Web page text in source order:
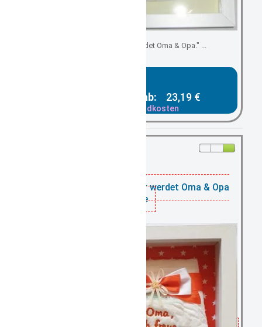
wie zB. "Hurra, ihr werdet Oma & Opa." ...
Gesamtpreis ab: 23,19 €
zzgl. Versandkosten
Windel im Rahmen Ihr werdet Oma & Opa
Blume